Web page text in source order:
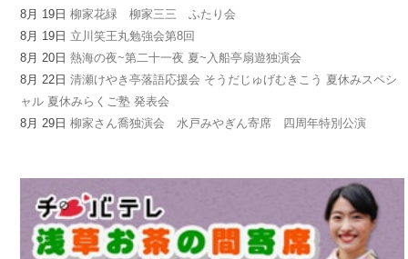
8月 19日柳家花緑 柳家三三 ふたり会
8月 19日 立川笑王丸勉強会第8回
8月 20日熱海の夜~第二十一夜 夏~入船亭扇遊独演会
8月 22日清瀬けやき亭落語応援会 そうだじゅげむきこう 夏休みスペシ
ャル 夏休みらくご塾 発表会
8月 29日柳家さん喬独演会 水戸みやぎん寄席 四周年特別公演